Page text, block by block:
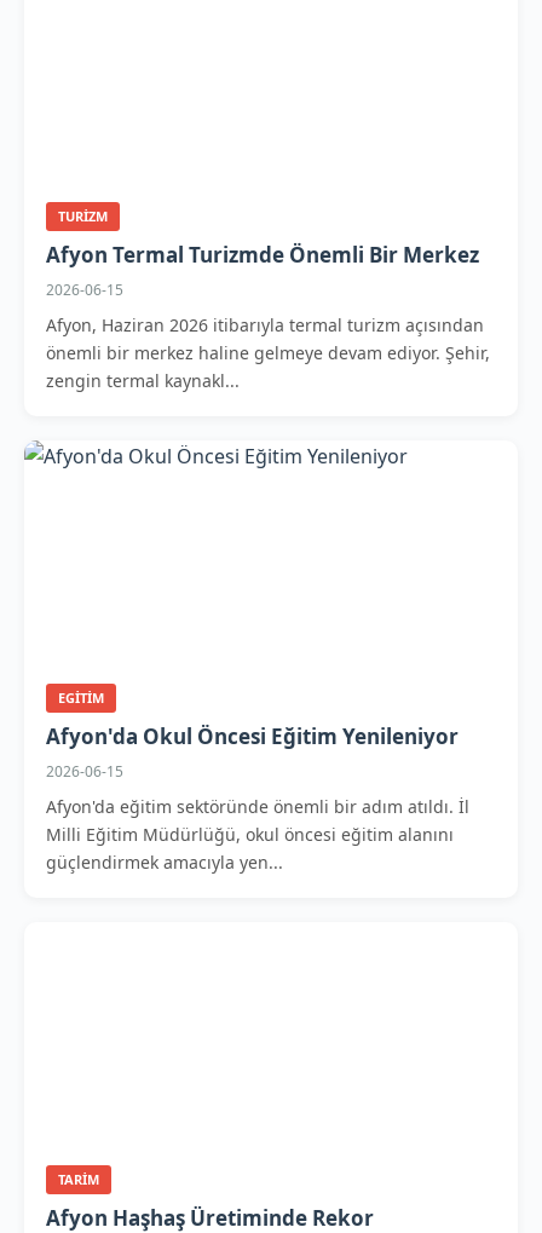
TURIZM
Afyon Termal Turizmde Önemli Bir Merkez
2026-06-15
Afyon, Haziran 2026 itibarıyla termal turizm açısından
önemli bir merkez haline gelmeye devam ediyor. Şehir,
zengin termal kaynakl...
EGITIM
Afyon'da Okul Öncesi Eğitim Yenileniyor
2026-06-15
Afyon'da eğitim sektöründe önemli bir adım atıldı. İl
Milli Eğitim Müdürlüğü, okul öncesi eğitim alanını
güçlendirmek amacıyla yen...
TARIM
Afyon Haşhaş Üretiminde Rekor